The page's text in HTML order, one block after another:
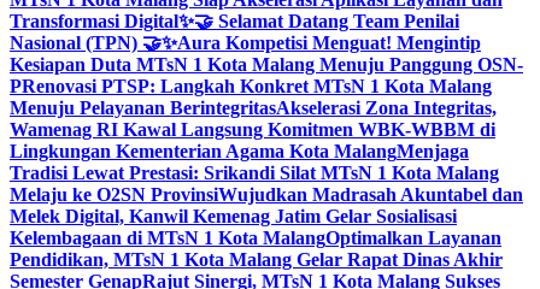
Transformasi Digital✨🤝 Selamat Datang Team Penilai
Nasional (TPN) 🤝✨Aura Kompetisi Menguat! Mengintip
Kesiapan Duta MTsN 1 Kota Malang Menuju Panggung OSN-
PRenovasi PTSP: Langkah Konkret MTsN 1 Kota Malang
Menuju Pelayanan BerintegritasAkselerasi Zona Integritas,
Wamenag RI Kawal Langsung Komitmen WBK-WBBM di
Lingkungan Kementerian Agama Kota MalangMenjaga
Tradisi Lewat Prestasi: Srikandi Silat MTsN 1 Kota Malang
Melaju ke O2SN ProvinsiWujudkan Madrasah Akuntabel dan
Melek Digital, Kanwil Kemenag Jatim Gelar Sosialisasi
Kelembagaan di MTsN 1 Kota MalangOptimalkan Layanan
Pendidikan, MTsN 1 Kota Malang Gelar Rapat Dinas Akhir
Semester GenapRajut Sinergi, MTsN 1 Kota Malang Sukses